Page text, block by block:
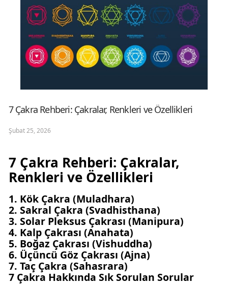
7 Çakra Rehberi: Çakralar, Renkleri ve Özellikleri
Şubat 25, 2026
7 Çakra Rehberi: Çakralar,
Renkleri ve Özellikleri
1. Kök Çakra (Muladhara)
2. Sakral Çakra (Svadhisthana)
3. Solar Pleksus Çakrası (Manipura)
4. Kalp Çakrası (Anahata)
5. Boğaz Çakrası (Vishuddha)
6. Üçüncü Göz Çakrası (Ajna)
7. Taç Çakra (Sahasrara)
7 Çakra Hakkında Sık Sorulan Sorular